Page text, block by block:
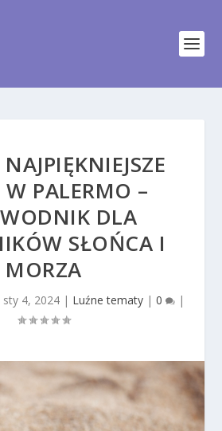
W PALERMO –
DLA
SŁOŃCA I
MORZA
sty 4, 2024| Luźne tematy| 0 |